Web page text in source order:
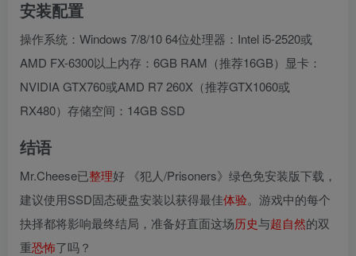
安装配置
操作系统：Windows 7/8/10 64位处理器：Intel i5-2520或
AMD FX-6300以上内存：6GB RAM（推荐16GB）显卡：
NVIDIA GTX760或AMD R7 260X（推荐GTX1060或
RX480）存储空间：14GB SSD
结语
Mr.Cheese已整理好 《犯人/Prisoners》绿色免安装版下载，
建议使用SSD固态硬盘安装以获得最佳体验。游戏中的每个
抉择都将影响最终结局，准备好直面这场历史与超自然的双
重恐怖了吗？